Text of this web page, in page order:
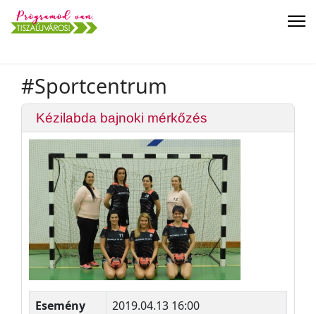
#Sportcentrum
Kézilabda bajnoki mérkőzés
Esemény
2019.04.13 16:00